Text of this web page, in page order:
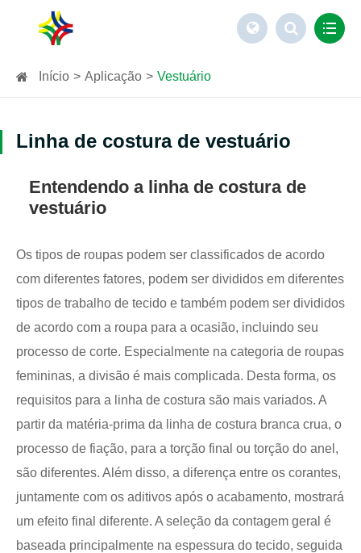
Início Aplicação Vestuário
Linha de costura de vestuário
Entendendo a linha de costura de
vestuário
Os tipos de roupas podem ser classificados de acordo
com diferentes fatores, podem ser divididos em diferentes
tipos de trabalho de tecido e também podem ser divididos
de acordo com a roupa para a ocasião, incluindo seu
processo de corte. Especialmente na categoria de roupas
femininas, a divisão é mais complicada. Desta forma, os
requisitos para a linha de costura são mais variados. A
partir da matéria-prima da linha de costura branca crua, o
processo de fiação, para a torção final ou torção do anel,
são diferentes. Além disso, a diferença entre os corantes,
juntamente com os aditivos após o acabamento, mostrará
um efeito final diferente. A seleção da contagem geral é
baseada principalmente na espessura do tecido, seguida